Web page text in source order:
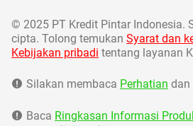
© 2025 PT Kredit Pintar Indonesia.
cipta. Tolong temukan Syarat dan
Kebijakan pribadi tentang layanan
Silakan membaca Perhatian dan
Baca Ringkasan Informasi